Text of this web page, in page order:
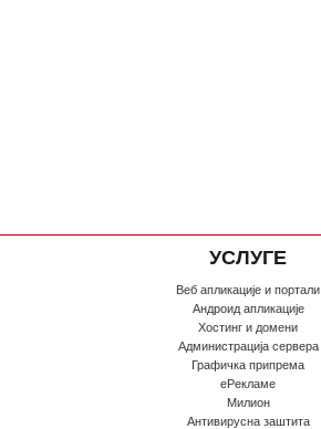
УСЛУГЕ
Веб апликације и портали
Андроид апликације
Хостинг и домени
Администрација сервера
Графичка припрема
еРекламе
Милион
Антивирусна заштита